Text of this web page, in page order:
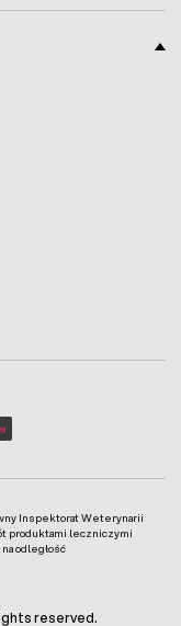
musi być
Inspektorat Weterynarii
produktami leczniczymi
na odległość
reserved.